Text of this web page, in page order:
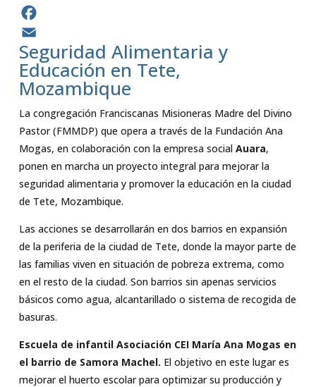
LinkedIn
Facebook
Email
Seguridad Alimentaria y
Educación en Tete,
Mozambique
La congregación Franciscanas Misioneras Madre del Divino
Pastor (FMMDP) que opera a través de la Fundación Ana
Mogas, en colaboración con la empresa social Auara,
ponen en marcha un proyecto integral para mejorar la
seguridad alimentaria y promover la educación en la ciudad
de Tete, Mozambique.
Las acciones se desarrollarán en dos barrios en expansión
de la periferia de la ciudad de Tete, donde la mayor parte de
las familias viven en situación de pobreza extrema, como
en el resto de la ciudad. Son barrios sin apenas servicios
básicos como agua, alcantarillado o sistema de recogida de
basuras.
Escuela de infantil Asociación CEI María Ana Mogas en
el barrio de Samora Machel. El objetivo en este lugar es
mejorar el huerto escolar para optimizar su producción y